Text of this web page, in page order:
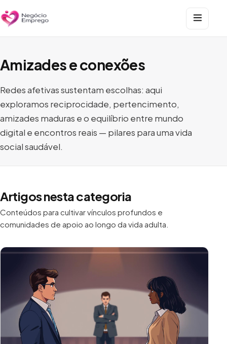
Amizades e conexões
Redes afetivas sustentam escolhas: aqui
exploramos reciprocidade, pertencimento,
amizades maduras e o equilíbrio entre mundo
digital e encontros reais — pilares para uma vida
social saudável.
Artigos nesta categoria
Conteúdos para cultivar vínculos profundos e
comunidades de apoio ao longo da vida adulta.